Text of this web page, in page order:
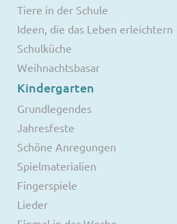
Tiere in der Schule
Ideen, die das Leben erleichtern
Schulküche
Weihnachtsbasar
Kindergarten
Grundlegendes
Jahresfeste
Schöne Anregungen
Spielmaterialien
Fingerspiele
Lieder